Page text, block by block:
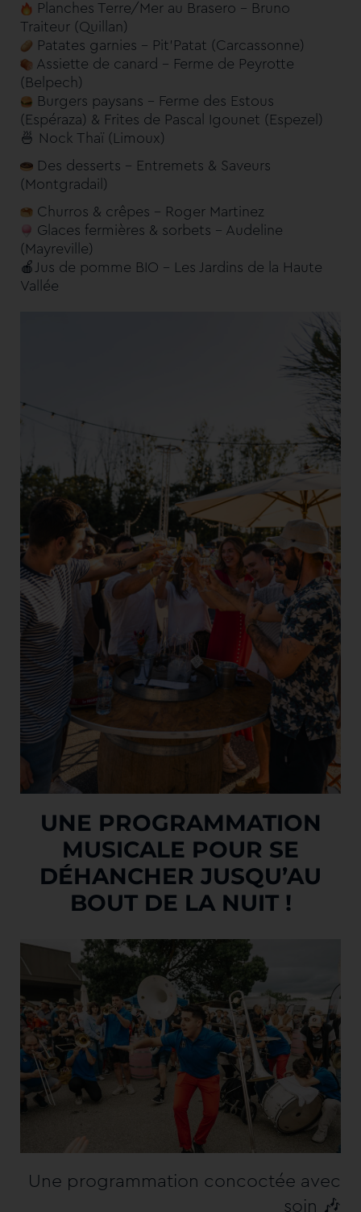
Planches Terre/Mer au Brasero – Bruno
Traiteur (Quillan)
Patates garnies – Pit’Patat (Carcassonne)
Assiette de canard – Ferme de Peyrotte
(Belpech)
Burgers paysans – Ferme des Estous
(Espéraza) & Frites de Pascal Igounet (Espezel)
🍜 Nock Thaï (Limoux)
Des desserts – Entremets & Saveurs
(Montgradail)
Churros & crêpes – Roger Martinez
Glaces fermières & sorbets – Audeline
(Mayreville)
🍎 Jus de pomme BIO – Les Jardins de la Haute
Vallée
UNE PROGRAMMATION
MUSICALE POUR SE
DÉHANCHER JUSQU’AU
BOUT DE LA NUIT !
Une programmation concoctée avec
soin 🎶